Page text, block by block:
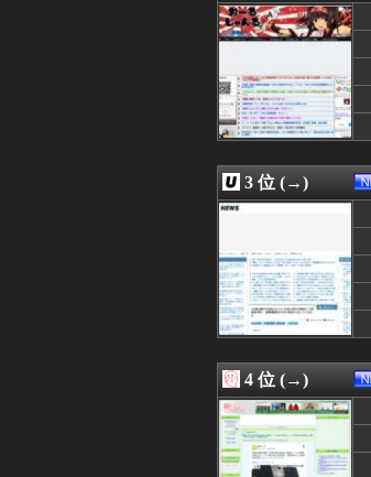
08/08 21:30
08/08 21:30
08/08 21:20
08/08 21:19
08/08 21:13
08/08 21:10
08/08 21:09
08/08 21:08
08/08 21:05
08/08 21:05
08/08 21:03
08/08 21:03
08/08 21:00
08/08 21:00
08/08 21:00
08/08 21:00
08/08 21:00
08/08 21:00
08/08 20:55
3 位 (→)
4 位 (→)